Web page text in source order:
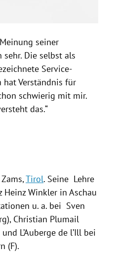
seiner
sehr. Die selbst als
Service-
hat Verständnis für
schwierig mit mir.
das.“
Zams,Tirol. Seine Lehre
Heinz Winkler in Aschau
u. a. bei Sven
), Christian Plumail
und L’Auberge de l’Ill bei
(F).